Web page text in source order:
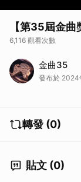
【第35屆金
6,116 觀看次數
【第35屆金曲獎】
完整得獎名單 👉🏻
金曲獎精華影音、最
金曲35
發布於 2024
轉發 (0)
貼文 (0)